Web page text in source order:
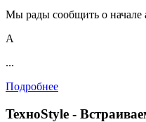
Мы рады сообщить о начале
А
...
Подробнее
TexноStyle -